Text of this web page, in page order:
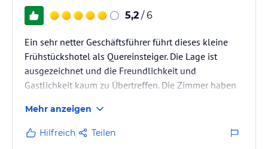
5,2 / 6
Ein sehr netter Geschäftsführer führt dieses kleine
Frühstückshotel als Quereinsteiger. Die Lage ist
ausgezeichnet und die Freundlichkeit und
Gastlichkeit kaum zu Übertreffen. Die Zimmer haben
aufzuweisen, aber das ist bekannt und wird in Kürze
auch angegangen. Das Frühstück ist sehr gut und
wird von einem kooperierenden Kaffe im Haus
Mehr anzeigen
Hilfreich Teilen